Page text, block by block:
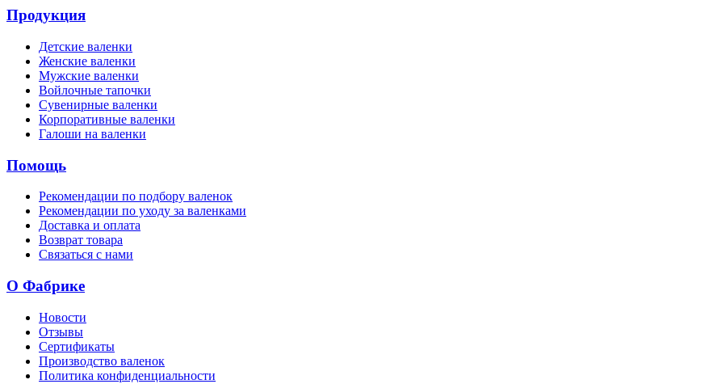
Продукция
Детские валенки
Женские валенки
Мужские валенки
Войлочные тапочки
Сувенирные валенки
Корпоративные валенки
Галоши на валенки
Помощь
Рекомендации по подбору валенок
Рекомендации по уходу за валенками
Доставка и оплата
Возврат товара
Связаться с нами
О Фабрике
Новости
Отзывы
Сертификаты
Производство валенок
Политика конфиденциальности